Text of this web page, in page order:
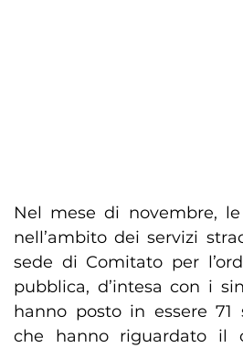
Nel mese di novembre, le
nell’ambito dei servizi
sede di Comitato per
pubblica, d’intesa con i
hanno posto in essere 71
che hanno riguardato il